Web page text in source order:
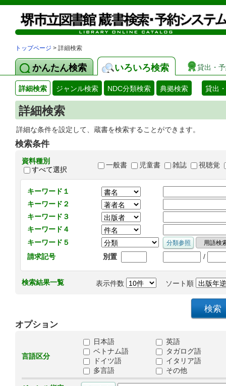
トップページ > 詳細検索
かんたん検索 いろいろ検索 貸出・
詳細検索 ジャンル検索 NDC分類検索 典拠検索 貸出
詳細検索
詳細な条件を設定して、蔵書を検索することができます。
検索条件
資料種別
すべて選択
一般書 児童書 雑誌 視聴覚
キーワード１
キーワード２
キーワード３
キーワード４
キーワード５
請求記号
別置 /
検索結果一覧 表示件数 ソート順
オプション
言語区分
日本語
英語
ベトナム語
タガログ語
ドイツ語
イタリア語
多言語
その他